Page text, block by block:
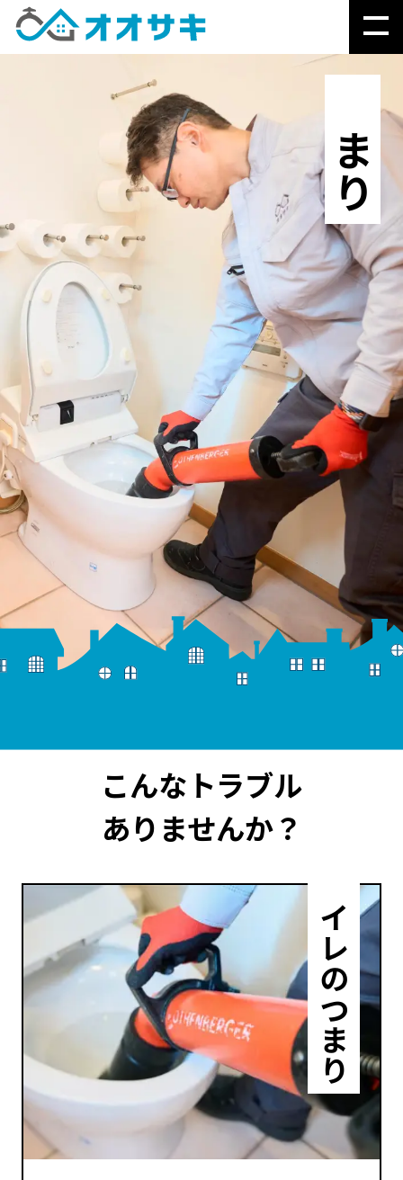
「なぜ？」で分かる、
オオサキのこと
水まわりの緊急トラブル
▶水まわりの故障修理・交換
明の水漏れ
水道屋さんのリフォーム
チンリフォーム
ォーム
リフォーム
賃貸物件のリフォーム
マンション管理組合·
オーナー向けのサービス
▶
ビル・マンションの直結給水と
直結増圧ポンプ工事
▶ビル・マンションの給排水管
改修工事・内装外装改修工事
つまり
こんなトラブル
ありませんか？
トイレのつまり